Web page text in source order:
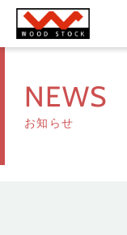
NEWS
お知らせ